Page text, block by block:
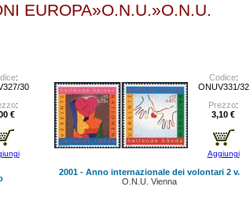
EUROPA»O.N.U.»O.N.U.
:
30
:
€
Codice:
ONUV331/32
Prezzo:
3,10 €
Aggiungi
2001 - Anno internazionale dei volontari 2 v.
O.N.U. Vienna